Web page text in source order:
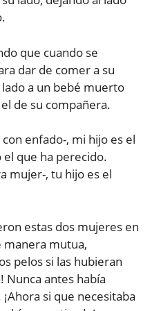
que cuando se
dar de comer a su
a un bebé muerto
de su compañera.
enfado-, mi hijo es el
que ha perecido.
mujer-, tu hijo es el
estas dos mujeres en
manera mutua,
pelos si las hubieran
Nunca antes había
si que necesitaba